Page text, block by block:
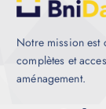
Notre mission est
complètes et
aménagement.